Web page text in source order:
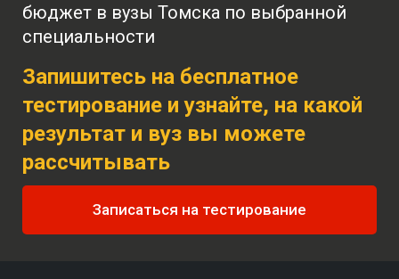
бюджет в вузы Томска по выбранной
специальности
Запишитесь на бесплатное
тестирование и узнайте, на какой
результат и вуз вы можете
рассчитывать
Записаться на тестирование